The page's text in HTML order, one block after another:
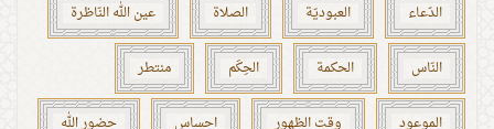
الدّعاء العبوديّة الصلاة عين الله النّاظرة
النّاس الحكمة الحِكَم منتطر
الموعود وقت الظهور احساس حضور الله